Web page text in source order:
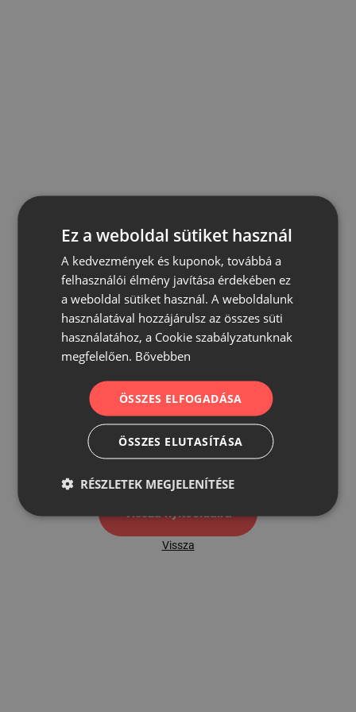
500
Vissza nyítóoldalra
Vissza
Ez a weboldal sütiket használ
A kedvezmények és kuponok, továbbá a
felhasználói élmény javítása érdekében ez
a weboldal sütiket használ. A weboldalunk
használatával hozzájárulsz az összes süti
használatához, a Cookie szabályzatunknak
megfelelően. Bővebben
ÖSSZES ELFOGADÁSA
ÖSSZES ELUTASÍTÁSA
RÉSZLETEK MEGJELENÍTÉSE